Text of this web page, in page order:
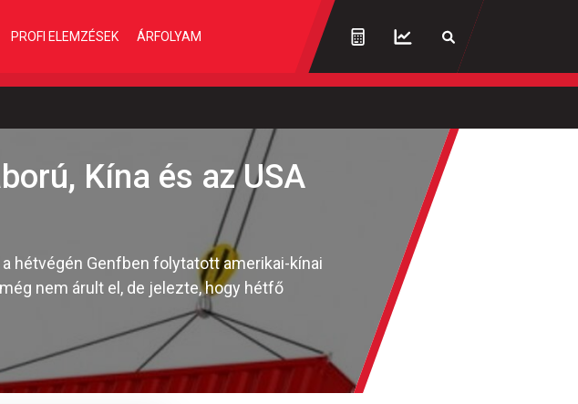
PROFI ELEMZÉSEK ÁRFOLYAM
Kína és az USA
hétvégén Genfben folytatott amerikai-kínai
nem árult el, de jelezte, hogy hétfő